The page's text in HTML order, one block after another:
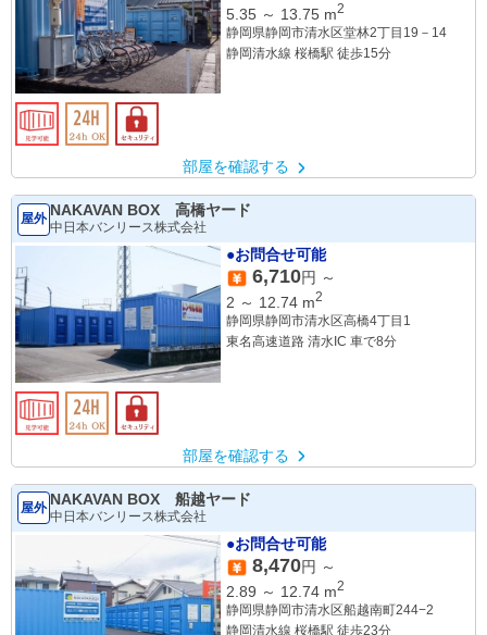
5.35 ～ 13.75 m2
静岡県静岡市清水区堂林2丁目19－14
静岡清水線 桜橋駅 徒歩15分
部屋を確認する
屋外 NAKAVAN BOX 高橋ヤード
中日本バンリース株式会社
●お問合せ可能
6,710円 ～
2 ～ 12.74 m2
静岡県静岡市清水区高橋4丁目1
東名高速道路 清水IC 車で8分
部屋を確認する
屋外 NAKAVAN BOX 船越ヤード
中日本バンリース株式会社
●お問合せ可能
8,470円 ～
2.89 ～ 12.74 m2
静岡県静岡市清水区船越南町244−2
静岡清水線 桜橋駅 徒歩23分